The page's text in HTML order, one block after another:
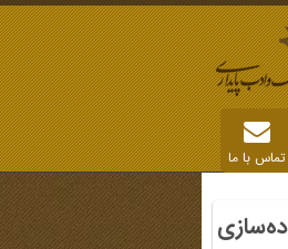
تماس با ما